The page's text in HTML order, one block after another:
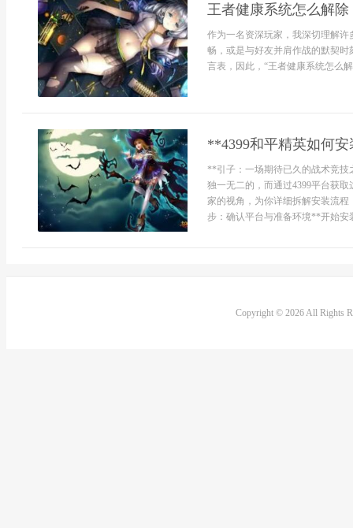
王者健康系统怎么解
作为一名资深玩家，我深切理解
畅，或是与好友并肩作战的默契
言表，因此，“王者健康系统怎么
**4399和平精英如何
**引子：一场期待已久的战术竞
独一无二的，而通过4399平台获
家的视角，为你详细拆解安装流
步：确认平台与准备环境**开始安
Copyright © 2026 All Rights